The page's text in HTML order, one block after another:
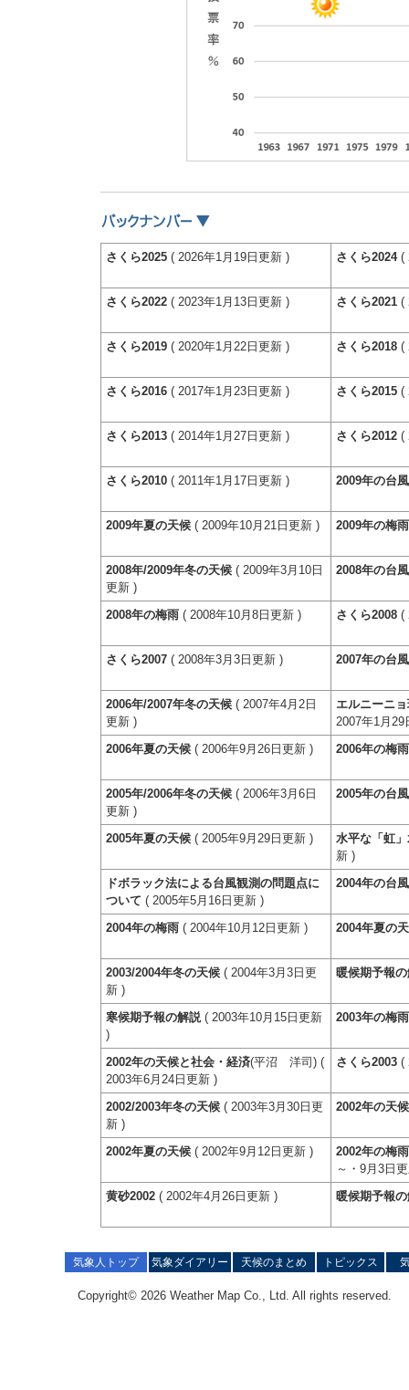
さくら2025 ( 2026年1月19日更新 ) さくら2024(
さくら2022 ( 2023年1月13日更新 ) さくら2021 (
さくら2019 ( 2020年1月22日更新 ) さくら2018 (
さくら2016 ( 2017年1月23日更新 ) さくら2015 (
さくら2013 ( 2014年1月27日更新 ) さくら2012 (
さくら2010 ( 2011年1月17日更新 ) 2009年の台風
2009年夏の天候 ( 2009年10月21日更新 ) 2009年の梅雨
2008年/2009年冬の天候 ( 2009年3月10日
更新 )
2008年の台風
2008年の梅雨 ( 2008年10月8日更新 ) さくら2008 (
さくら2007 ( 2008年3月3日更新 ) 2007年の台風
2006年/2007年冬の天候 ( 2007年4月2日
更新 )
エルニーニ
2007年1月29
2006年夏の天候 ( 2006年9月26日更新 ) 2006年の梅雨
2005年/2006年冬の天候 ( 2006年3月6日
更新 )
2005年の台風
2005年夏の天候 ( 2005年9月29日更新 )
水平な「虹
新 )
ドボラック法による台風観測の問題点に
ついて ( 2005年5月16日更新 )
2004年の台風
2004年の梅雨 ( 2004年10月12日更新 ) 2004年夏の
2003/2004年冬の天候 ( 2004年3月3日更
新 )
暖候期予報
寒候期予報の解説( 2003年10月15日更新
)
2003年の梅雨
2002年の天候と社会・経済(平沼 洋司) (
2003年6月24日更新 )
さくら2003 (
2002/2003年冬の天候 ( 2003年3月30日更
新 )
2002年の天候
2002年夏の天候 ( 2002年9月12日更新 )
2002年の梅雨
～・9月3日
黄砂2002 ( 2002年4月26日更新 ) 暖候期予報
気象人トップ 気象ダイアリー 天候のまとめ トピックス
Copyright© 2026 Weather Map Co., Ltd. All rights reserved.